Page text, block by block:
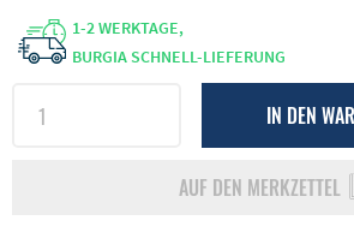
1-2 WERKTAGE,
BURGIA SCHNELL-LIEFERUNG
IN DEN
AUF DEN MERKZETTEL